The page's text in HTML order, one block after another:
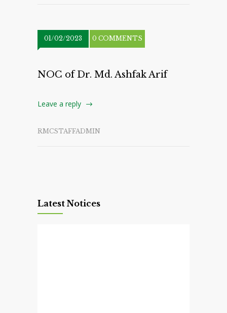
01/02/2023 0 COMMENTS
NOC of Dr. Md. Ashfak Arif
Leave a reply
RMCSTAFFADMIN
Latest Notices